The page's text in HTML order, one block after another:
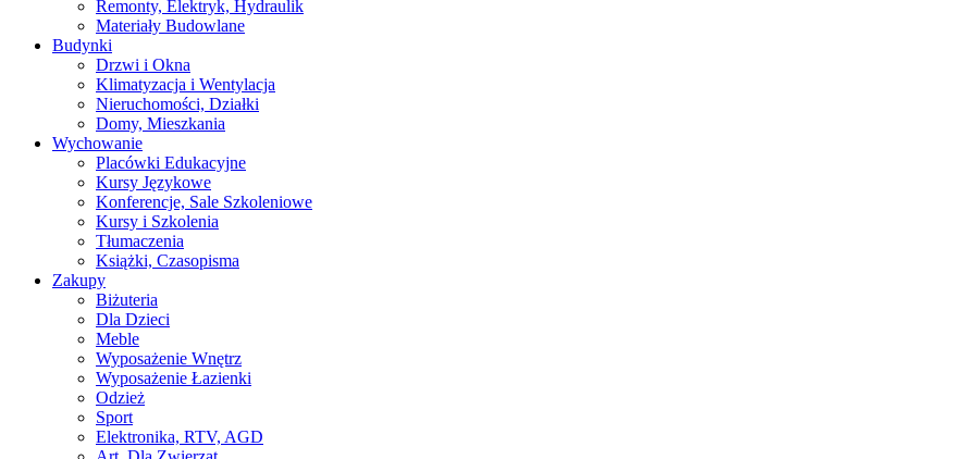
Remonty, Elektryk, Hydraulik
Materiały Budowlane
Budynki
Drzwi i Okna
Klimatyzacja i Wentylacja
Nieruchomości, Działki
Domy, Mieszkania
Wychowanie
Placówki Edukacyjne
Kursy Językowe
Konferencje, Sale Szkoleniowe
Kursy i Szkolenia
Tłumaczenia
Książki, Czasopisma
Zakupy
Biżuteria
Dla Dzieci
Meble
Wyposażenie Wnętrz
Wyposażenie Łazienki
Odzież
Sport
Elektronika, RTV, AGD